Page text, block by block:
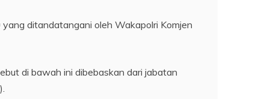
ditandatangani oleh Wakapolri Komjen
di bawah ini dibebaskan dari jabatan